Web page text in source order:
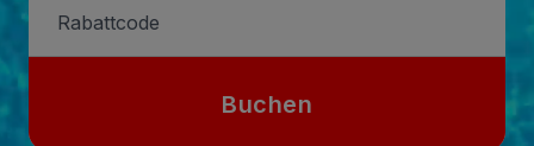
Buchen